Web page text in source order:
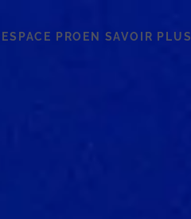
ESPACE PRO EN SAVOIR